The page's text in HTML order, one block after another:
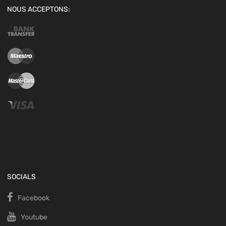
NOUS ACCEPTONS:
SOCIALS
Facebook
Youtube